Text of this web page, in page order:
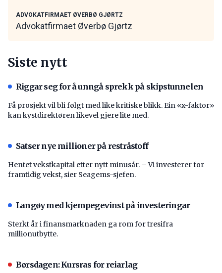
ADVOKATFIRMAET ØVERBØ GJØRTZ
Advokatfirmaet Øverbø Gjørtz
Siste nytt
Riggar seg for å unngå sprekk på skipstunnelen
Få prosjekt vil bli følgt med like kritiske blikk. Ein «x-faktor»
kan kystdirektøren likevel gjere lite med.
Satser nye millioner på restråstoff
Hentet vekstkapital etter nytt minusår. – Vi investerer for
framtidig vekst, sier Seagems-sjefen.
Langøy med kjempegevinst på investeringar
Sterkt år i finansmarknaden ga rom for tresifra
millionutbytte.
Børsdagen: Kursras for reiarlag